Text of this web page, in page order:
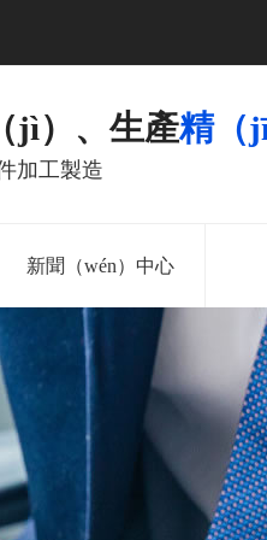
jì）、生產精（
加工製造
新聞（wén）中心